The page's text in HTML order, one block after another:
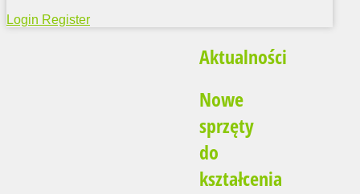
Login Register
Aktualności
Nowe
sprzęty
do
kształcenia